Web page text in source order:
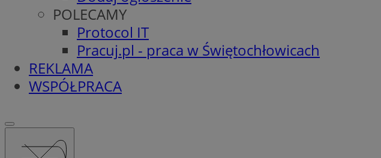
POLECAMY
Protocol IT
Pracuj.pl - praca w Świętochłowicach
REKLAMA
WSPÓŁPRACA